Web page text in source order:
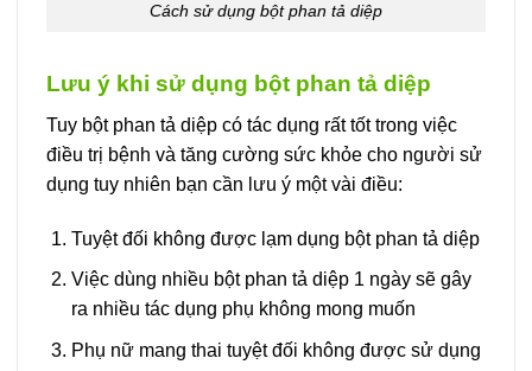
Cách sử dụng bột phan tả diệp
Lưu ý khi sử dụng bột phan tả diệp
Tuy bột phan tả diệp có tác dụng rất tốt trong việc
điều trị bệnh và tăng cường sức khỏe cho người sử
dụng tuy nhiên bạn cần lưu ý một vài điều:
Tuyệt đối không được lạm dụng bột phan tả diệp
Việc dùng nhiều bột phan tả diệp 1 ngày sẽ gây
ra nhiều tác dụng phụ không mong muốn
Phụ nữ mang thai tuyệt đối không được sử dụng